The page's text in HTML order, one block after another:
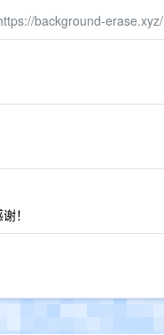
background-erase.xyz/
！